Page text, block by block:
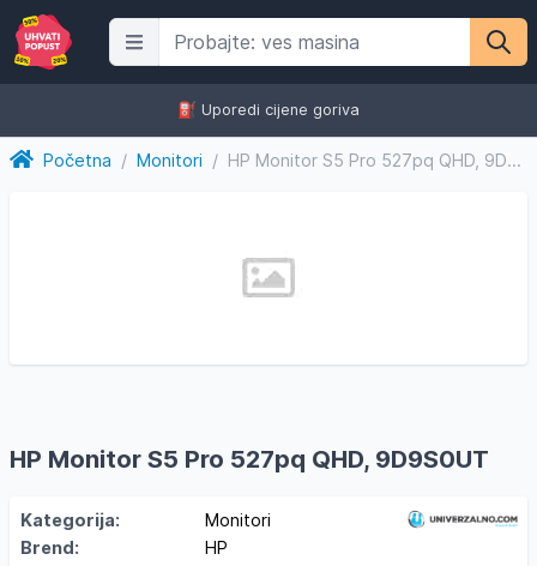
⛽️ Uporedi cijene goriva
Početna / Monitori / HP Monitor S5 Pro 527pq QHD, 9D9S0UT
HP Monitor S5 Pro 527pq QHD, 9D9S0UT
Kategorija:
Monitori
Brend:
HP